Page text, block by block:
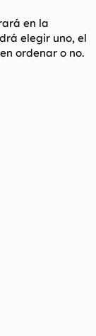
en la
elegir uno, el
ordenar o no.